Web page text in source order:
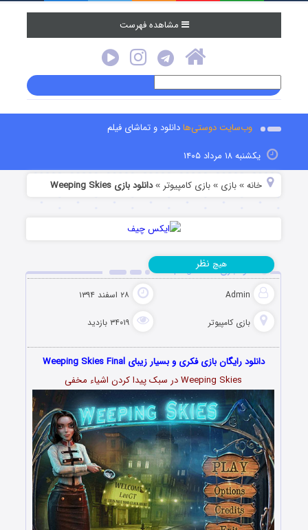
مشاهده فهرست
وب‌سایت دوستی‌هادانلود و تماشای فیلم
یکشنبه ۱۸ مرداد ۱۴۰۵
خانه »بازی »بازی کامپیوتر »دانلود بازی Weeping Skies
دانلود بازی Weeping Skies
Admin ۲۸ اسفند ۱۳۹۴
بازی کامپیوتر ۳۴۰۱۹ بازدید
هیچ نظر
دانلود رایگان بازی فکری و بسیار زیبای Weeping Skies Final
Weeping Skies در سبک پیدا کردن اشیاء مخفی